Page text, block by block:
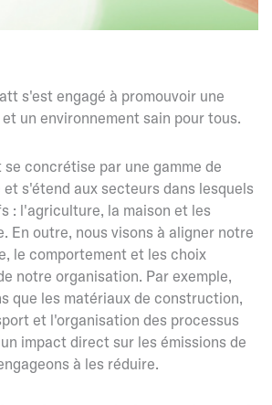
s'est engagé à promouvoir une
un environnement sain pour tous.
concrétise par une gamme de
s'étend aux secteurs dans lesquels
: l'agriculture, la maison et les
En outre, nous visons à aligner notre
le comportement et les choix
notre organisation. Par exemple,
que les matériaux de construction,
et l'organisation des processus
impact direct sur les émissions de
à les réduire.